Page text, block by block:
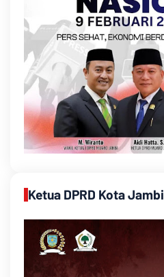
Ketua DPRD Kota Jambi